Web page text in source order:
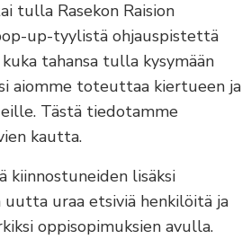
tulla Rasekon Raision
up-tyylistä ohjauspistettä
tahansa tulla kysymään
aiomme toteuttaa kiertueen ja
Tästä tiedotamme
kautta.
kiinnostuneiden lisäksi
uraa etsiviä henkilöitä ja
oppisopimuksien avulla.